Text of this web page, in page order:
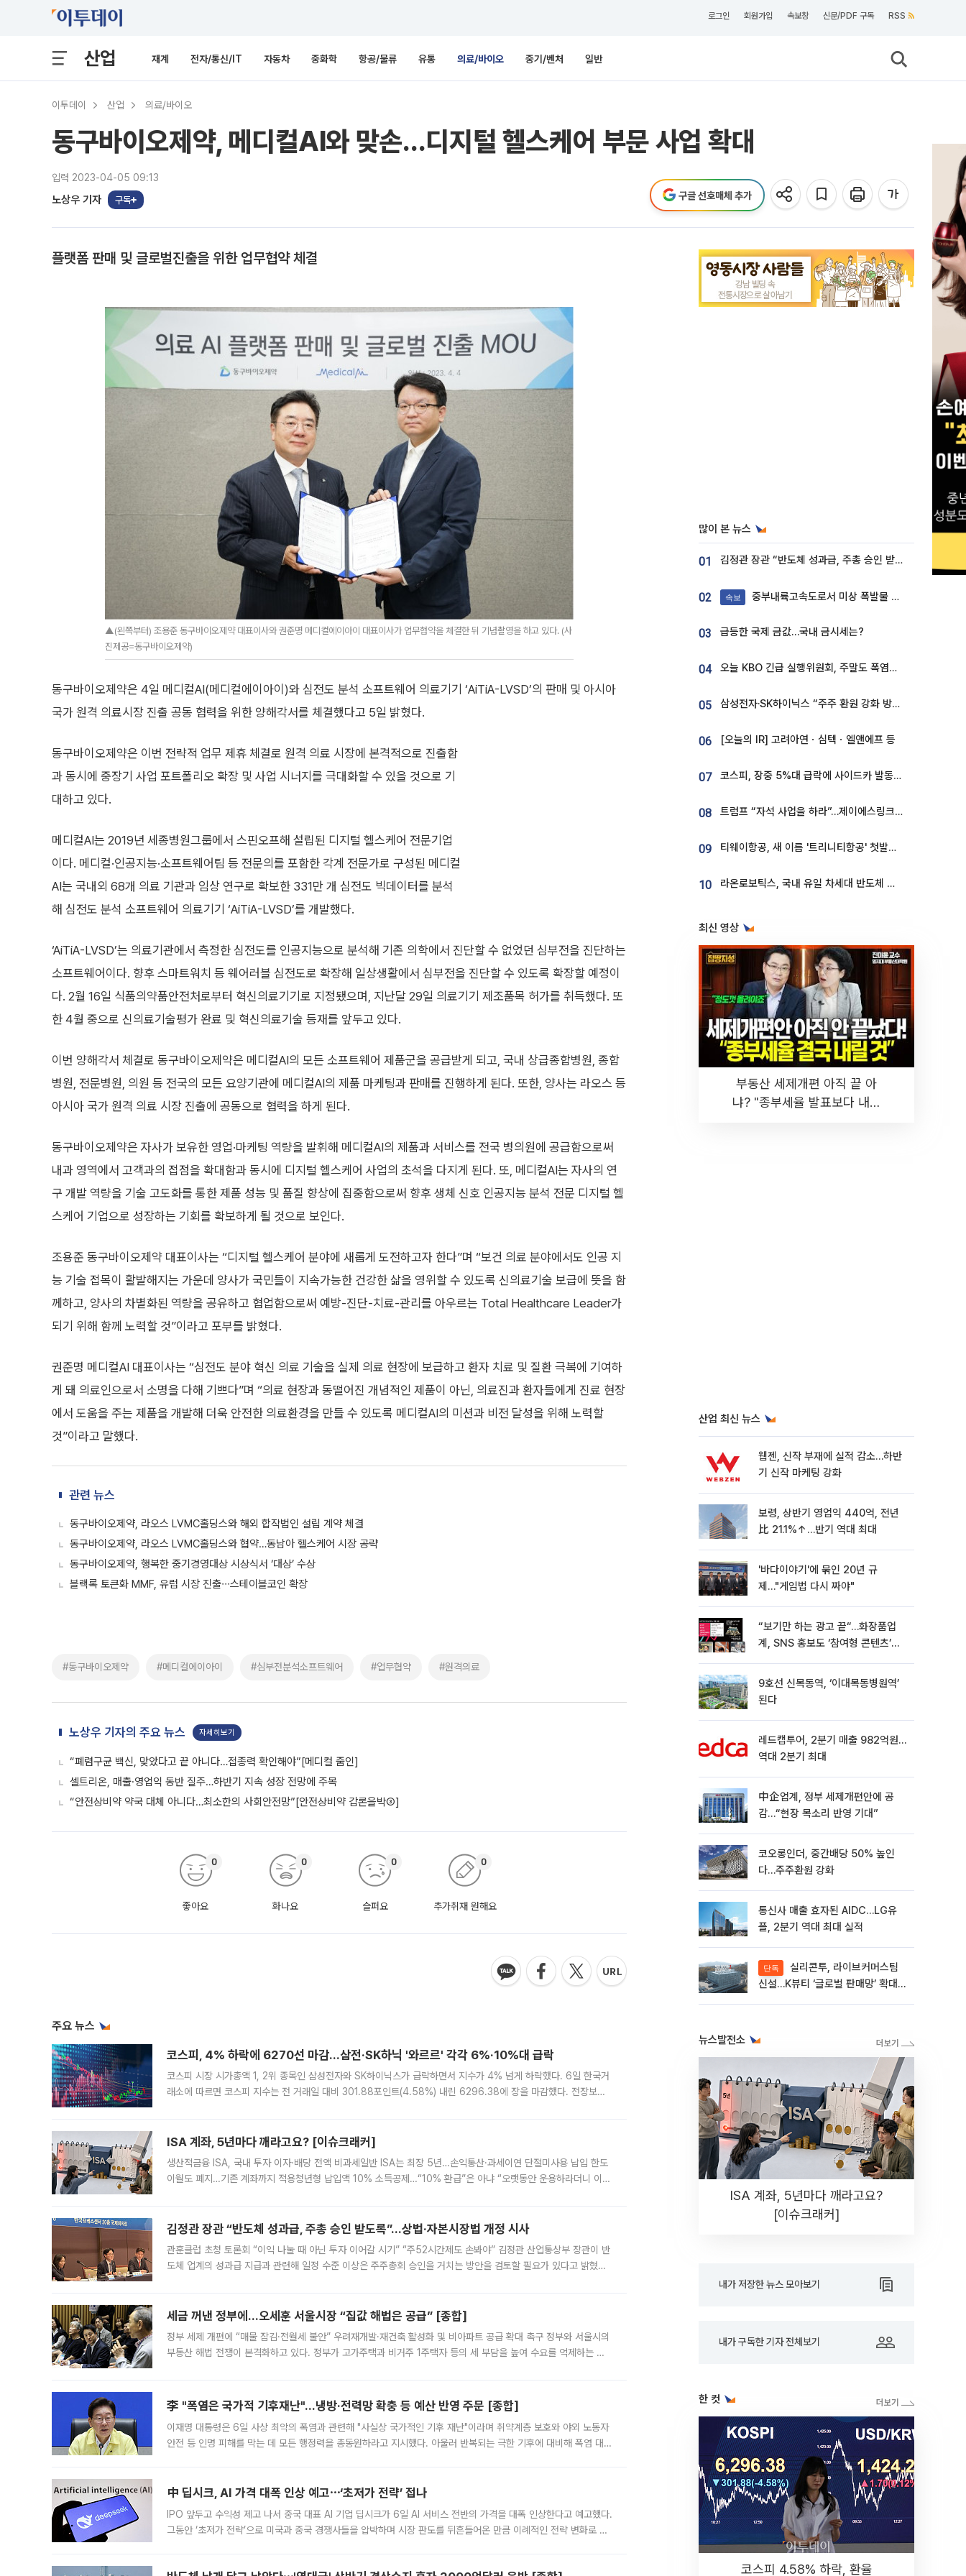
로그인 회원가입 속보창 신문/PDF 구독 RSS
산업 재계 전자/통신/IT 자동차 중화학 항공/물류 유통 의료/바이오 중기/벤처 일반
이투데이 산업 의료/바이오
동구바이오제약, 메디컬AI와 맞손…디지털 헬스케어 부문 사업 확대
입력 2023-04-05 09:13
노상우 기자 구독 구글 선호매체 추가
플랫폼 판매 및 글로벌진출을 위한 업무협약 체결
▲(왼쪽부터) 조용준 동구바이오제약 대표이사와 권준명 메디컬에이아이 대표이사가 업무협약을 체결한 뒤 기념촬영을 하고 있다. (사
진제공=동구바이오제약)
동구바이오제약은 4일 메디컬AI(메디컬에이아이)와 심전도 분석 소프트웨어 의료기기 ‘AiTiA-LVSD’의 판매 및 아시아
국가 원격 의료시장 진출 공동 협력을 위한 양해각서를 체결했다고 5일 밝혔다.
동구바이오제약은 이번 전략적 업무 제휴 체결로 원격 의료 시장에 본격적으로 진출함
과 동시에 중장기 사업 포트폴리오 확장 및 사업 시너지를 극대화할 수 있을 것으로 기
대하고 있다.
메디컬AI는 2019년 세종병원그룹에서 스핀오프해 설립된 디지털 헬스케어 전문기업
이다. 메디컬·인공지능·소프트웨어팀 등 전문의를 포함한 각계 전문가로 구성된 메디컬
AI는 국내외 68개 의료 기관과 임상 연구로 확보한 331만 개 심전도 빅데이터를 분석
해 심전도 분석 소프트웨어 의료기기 ‘AiTiA-LVSD’를 개발했다.
‘AiTiA-LVSD’는 의료기관에서 측정한 심전도를 인공지능으로 분석해 기존 의학에서 진단할 수 없었던 심부전을 진단하는
소프트웨어이다. 향후 스마트워치 등 웨어러블 심전도로 확장해 일상생활에서 심부전을 진단할 수 있도록 확장할 예정이
다. 2월 16일 식품의약품안전처로부터 혁신의료기기로 지정됐으며, 지난달 29일 의료기기 제조품목 허가를 취득했다. 또
한 4월 중으로 신의료기술평가 완료 및 혁신의료기술 등재를 앞두고 있다.
이번 양해각서 체결로 동구바이오제약은 메디컬AI의 모든 소프트웨어 제품군을 공급받게 되고, 국내 상급종합병원, 종합
병원, 전문병원, 의원 등 전국의 모든 요양기관에 메디컬AI의 제품 마케팅과 판매를 진행하게 된다. 또한, 양사는 라오스 등
아시아 국가 원격 의료 시장 진출에 공동으로 협력을 하게 된다.
동구바이오제약은 자사가 보유한 영업·마케팅 역량을 발휘해 메디컬AI의 제품과 서비스를 전국 병의원에 공급함으로써
내과 영역에서 고객과의 접점을 확대함과 동시에 디지털 헬스케어 사업의 초석을 다지게 된다. 또, 메디컬AI는 자사의 연
구 개발 역량을 기술 고도화를 통한 제품 성능 및 품질 향상에 집중함으로써 향후 생체 신호 인공지능 분석 전문 디지털 헬
스케어 기업으로 성장하는 기회를 확보하게 될 것으로 보인다.
조용준 동구바이오제약 대표이사는 “디지털 헬스케어 분야에 새롭게 도전하고자 한다”며 “보건 의료 분야에서도 인공 지
능 기술 접목이 활발해지는 가운데 양사가 국민들이 지속가능한 건강한 삶을 영위할 수 있도록 신의료기술 보급에 뜻을 함
께하고, 양사의 차별화된 역량을 공유하고 협업함으로써 예방-진단-치료-관리를 아우르는 Total Healthcare Leader가
되기 위해 함께 노력할 것”이라고 포부를 밝혔다.
권준명 메디컬AI 대표이사는 “심전도 분야 혁신 의료 기술을 실제 의료 현장에 보급하고 환자 치료 및 질환 극복에 기여하
게 돼 의료인으로서 소명을 다해 기쁘다”며 “의료 현장과 동떨어진 개념적인 제품이 아닌, 의료진과 환자들에게 진료 현장
에서 도움을 주는 제품을 개발해 더욱 안전한 의료환경을 만들 수 있도록 메디컬AI의 미션과 비전 달성을 위해 노력할
것”이라고 말했다.
관련 뉴스
동구바이오제약, 라오스 LVMC홀딩스와 해외 합작법인 설립 계약 체결
동구바이오제약, 라오스 LVMC홀딩스와 협약…동남아 헬스케어 시장 공략
동구바이오제약, 행복한 중기경영대상 시상식서 ‘대상’ 수상
블랙록 토큰화 MMF, 유럽 시장 진출∙∙∙스테이블코인 확장
#동구바이오제약 #메디컬에이아이 #심부전분석소프트웨어 #업무협약 #원격의료
노상우 기자의 주요 뉴스 자세히보기
“폐렴구균 백신, 맞았다고 끝 아니다…접종력 확인해야”[메디컬 줌인]
셀트리온, 매출·영업익 동반 질주…하반기 지속 성장 전망에 주목
“안전상비약 약국 대체 아니다…최소한의 사회안전망”[안전상비약 갑론을박③]
좋아요
0
화나요
0
슬퍼요
0
추가취재 원해요
0
주요 뉴스
코스피, 4% 하락에 6270선 마감…삼전·SK하닉 '와르르' 각각 6%·10%대 급락
코스피 시장 시가총액 1, 2위 종목인 삼성전자와 SK하이닉스가 급락하면서 지수가 4% 넘게 하락했다. 6일 한국거
래소에 따르면 코스피 지수는 전 거래일 대비 301.88포인트(4.58%) 내린 6296.38에 장을 마감했다. 전장보다
ISA 계좌, 5년마다 깨라고요? [이슈크래커]
생산적금융 ISA, 국내 투자 이자·배당 전액 비과세일반 ISA는 최장 5년…손익통산·과세이연 단절미사용 납입 한도
이월도 폐지…기존 계좌까지 적용청년형 납입액 10% 소득공제…“10% 환급”은 아냐 “오랫동안 운용하라더니 이제
김정관 장관 “반도체 성과급, 주총 승인 받도록”…상법·자본시장법 개정 시사
관훈클럽 초청 토론회 “이익 나눌 때 아닌 투자 이어갈 시기” “주52시간제도 손봐야” 김정관 산업통상부 장관이 반
도체 업계의 성과급 지급과 관련해 일정 수준 이상은 주주총회 승인을 거치는 방안을 검토할 필요가 있다고 밝혔다.
세금 꺼낸 정부에…오세훈 서울시장 “집값 해법은 공급” [종합]
정부 세제 개편에 “매물 잠김·전월세 불안” 우려재개발·재건축 활성화 및 비아파트 공급 확대 촉구 정부와 서울시의
부동산 해법 전쟁이 본격화하고 있다. 정부가 고가주택과 비거주 1주택자 등의 세 부담을 높여 수요를 억제하는 카
李 "폭염은 국가적 기후재난"…냉방·전력망 확충 등 예산 반영 주문 [종합]
이재명 대통령은 6일 사상 최악의 폭염과 관련해 "사실상 국가적인 기후 재난"이라며 취약계층 보호와 야외 노동자
안전 등 인명 피해를 막는 데 모든 행정력을 총동원하라고 지시했다. 아울러 반복되는 극한 기후에 대비해 폭염 대응
中 딥시크, AI 가격 대폭 인상 예고⋯‘초저가 전략’ 접나
IPO 앞두고 수익성 제고 나서 중국 대표 AI 기업 딥시크가 6일 AI 서비스 전반의 가격을 대폭 인상한다고 예고했다.
그동안 ‘초저가 전략’으로 미국과 중국 경쟁사들을 압박하며 시장 판도를 뒤흔들어온 만큼 이례적인 전략 변화로 평
많이 본 뉴스
01 김정관 장관 “반도체 성과급, 주총 승인 받도록”…상법·자본시장법 개정 시사
02 속보 중부내륙고속도로서 미상 폭발물 발견
03 급등한 국제 금값…국내 금시세는?
04 오늘 KBO 긴급 실행위원회, 주말도 폭염취소 될까
05 삼성전자·SK하이닉스 “주주 환원 강화 방안 마련”
06 [오늘의 IR] 고려아연ㆍ심텍ㆍ엘앤에프 등
07 코스피, 장중 5%대 급락에 사이드카 발동…삼성·SK 동반 폭락
08 트럼프 “자석 사업을 하라”…제이에스링크, 비중국 영구자석 공급망 구축 속도
09 티웨이항공, 새 이름 '트리니티항공' 첫발…SSC 전략 본격화
10 라온로보틱스, 국내 유일 차세대 반도체 공정 로봇 개발 ‘고객사 테스트 진행’
최신 영상
부동산 세제개편 아직 끝 아
냐? "종부세율 발표보다 내릴
산업 최신 뉴스
웹젠, 신작 부재에 실적 감소…하반
기 신작 마케팅 강화
보령, 상반기 영업익 440억, 전년
比 21.1%↑…반기 역대 최대
'바다이야기'에 묶인 20년 규
제…"게임법 다시 짜야"
“보기만 하는 광고 끝“…화장품업
계, SNS 홍보도 ‘참여형 콘텐츠’로
9호선 신목동역, ‘이대목동병원역’
된다
레드캡투어, 2분기 매출 982억원…
역대 2분기 최대
中企업계, 정부 세제개편안에 공
감…“현장 목소리 반영 기대”
코오롱인더, 중간배당 50% 높인
다…주주환원 강화
통신사 매출 효자된 AIDC…LG유
플, 2분기 역대 최대 실적
단독
신설…K뷰티 ‘글로벌 판매망’ 확대
뉴스발전소
ISA 계좌, 5년마다 깨라고요?
[이슈크래커]
내가 저장한 뉴스 모아보기
내가 구독한 기자 전체보기
한 컷
코스피 4.58% 하락, 환율